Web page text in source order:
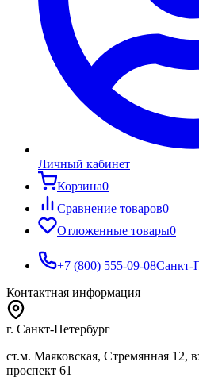
Личный кабинет
Корзина0
Сравнение товаров0
Отложенные товары0
+7 (800) 555-09-08Санкт-
Контактная информация
г. Санкт-Петербург
ст.м. Маяковская, Стремянная 12,
проспект 61